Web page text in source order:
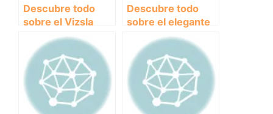
Descubre todo
sobre el Vizsla
húngaro: origen,
características y
cuidados
Descubre todo
sobre el elegante
Pointer inglés: un
perro de caza
excepcional